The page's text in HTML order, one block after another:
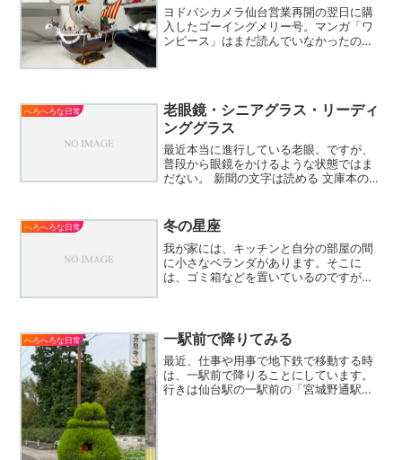
ヨドバシカメラ仙台営業再開の翌日に購
入したゴーイングメリー号。マンガ「ワ
ンピース」はまだ読んでいなかったので
へろへろな日常
老眼鏡・シニアグラス・リーディ
ンググラス
最近本当に進行している老眼。ですが、
普段から眼鏡をかけるような状態ではま
だない。 新聞の文字は読める 文庫本の文
ている文字がぼやけてみえると、いうよ
うな状況です。最近...
へろへろな日常 冬の星座
我が家には、キッチンと自分の部屋の間
に小さなベランダがあります。そこに
は、ゴミ箱などを置いているのですが、
の大三角形。この時期の楽し...
へろへろな日常 一駅前で降りてみる
最近、仕事や用事で地下鉄で移動する時
は、一駅前で降りることにしています。
行きは仙台駅の一駅前の「宮城野通駅」